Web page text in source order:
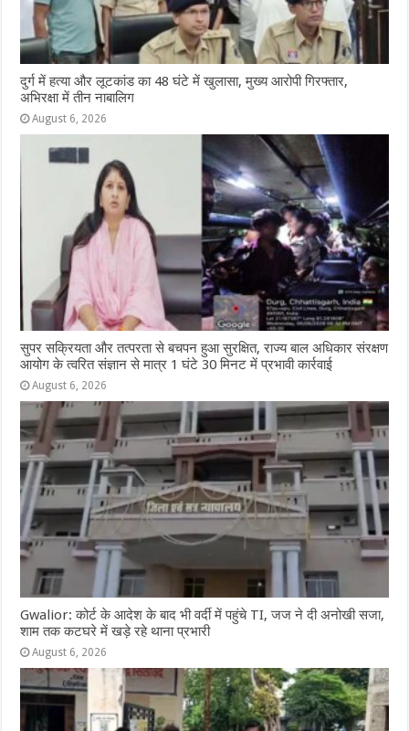
दुर्ग में हत्या और लूटकांड का 48 घंटे में खुलासा, मुख्य आरोपी गिरफ्तार,
अभिरक्षा में तीन नाबालिग
August 6, 2026
सुपर सक्रियता और तत्परता से बचपन हुआ सुरक्षित, राज्य बाल अधिकार संरक्षण
आयोग के त्वरित संज्ञान से मात्र 1 घंटे 30 मिनट में प्रभावी कार्रवाई
August 6, 2026
Gwalior: कोर्ट के आदेश के बाद भी वर्दी में पहुंचे TI, जज ने दी अनोखी सजा,
शाम तक कटघरे में खड़े रहे थाना प्रभारी
August 6, 2026